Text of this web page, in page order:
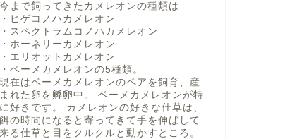
今まで飼ってきたカメレオンの種類は
・ヒゲコノハカメレオン
・スペクトラムコノハカメレオン
・ホーネリーカメレオン
・エリオットカメレオン
・ベーメカメレオンの5種類。
現在はベーメカメレオンのペアを飼育、産
まれた卵を孵卵中。 ベーメカメレオンが特
に好きです。 カメレオンの好きな仕草は、
餌の時間になると寄ってきて手を伸ばして
来る仕草と目をクルクルと動かすところ。